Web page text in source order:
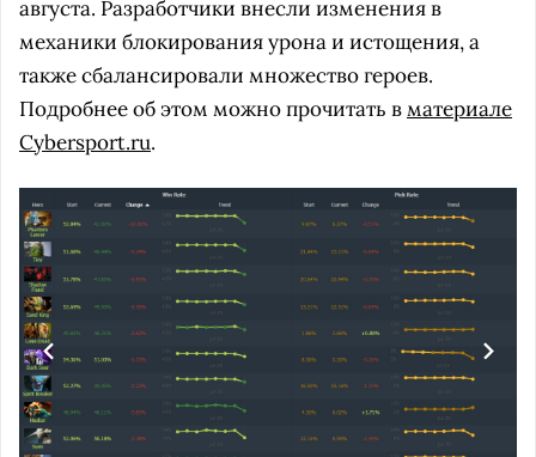
августа. Разработчики внесли изменения в
механики блокирования урона и истощения, а
также сбалансировали множество героев.
Подробнее об этом можно прочитать вматериале
Cybersport.ru.